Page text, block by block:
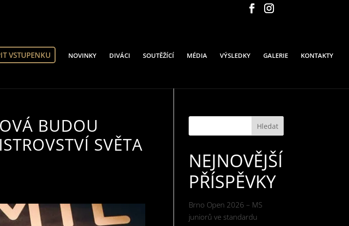
VSTUPENKU NOVINKY DIVÁCI SOUTĚŽÍCÍ MÉDIA VÝSLEDKY GALERIE KONTAKTY
BUDOU
SVĚTA
Hledat
NEJNOVĚJŠÍ
PŘÍSPĚVKY
Brno Open 2026 – MS
juniorů ve standardu